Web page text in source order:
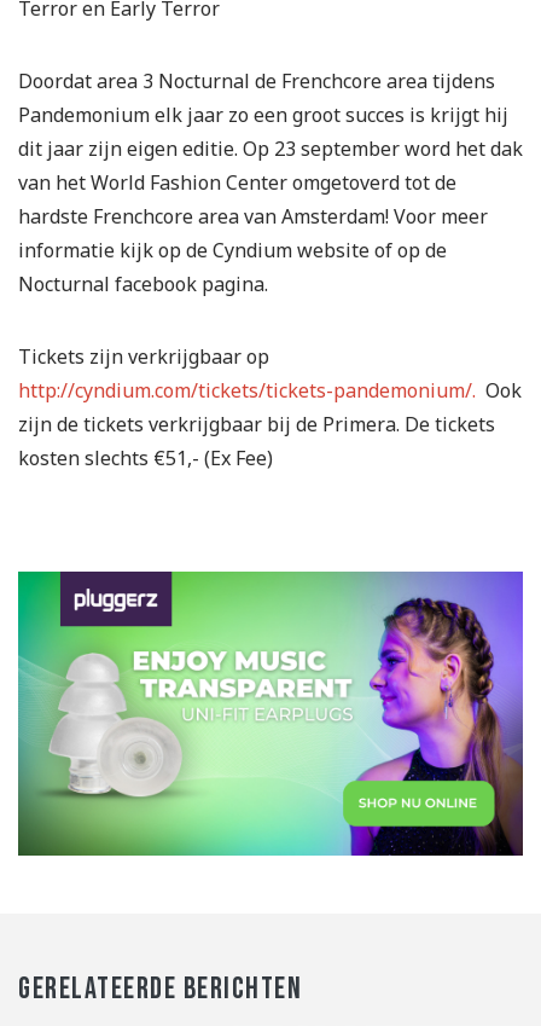
Terror en Early Terror
Doordat area 3 Nocturnal de Frenchcore area tijdens
Pandemonium elk jaar zo een groot succes is krijgt hij
dit jaar zijn eigen editie. Op 23 september word het dak
van het World Fashion Center omgetoverd tot de
hardste Frenchcore area van Amsterdam! Voor meer
informatie kijk op de Cyndium website of op de
Nocturnal facebook pagina.
Tickets zijn verkrijgbaar op
http://cyndium.com/tickets/tickets-pandemonium/. Ook
zijn de tickets verkrijgbaar bij de Primera. De tickets
kosten slechts €51,- (Ex Fee)
GERELATEERDE BERICHTEN